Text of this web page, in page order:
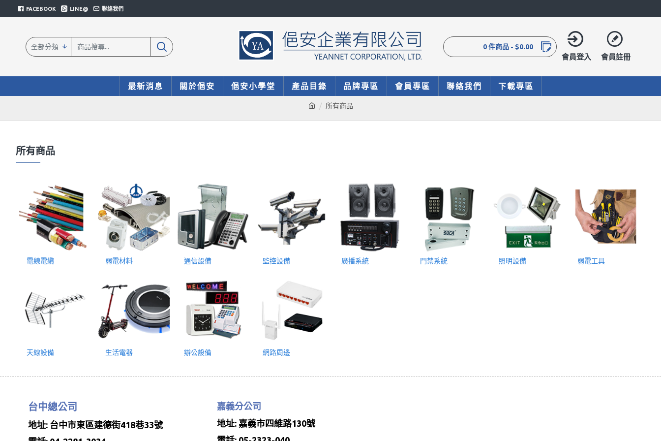
FACEBOOK LINE@ 聯絡我們
全部分類
會員登入 會員註冊
0 件商品 - $0.00
最新消息 關於俋安 俋安小學堂 產品目錄 品牌專區 會員專區 聯絡我們 下載專區
所有商品
所有商品
電線電纜 弱電材料 通信設備 監控設備 廣播系統 門禁系統 照明設備 弱電工具
天線設備 生活電器 辦公設備 網路周邊
台中總公司
地址: 台中市東區建德街418巷33號
嘉義分公司
地址: 嘉義市四維路130號